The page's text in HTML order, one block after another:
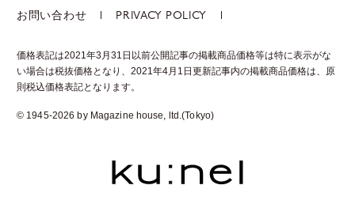
お問い合わせ PRIVACY POLICY
価格表記は2021年3月31日以前公開記事の掲載商品価格等は特に表示がな
い場合は税抜価格となり、2021年4月1日更新記事内の掲載商品価格は、 原
則税込価格表記となります。
© 1945-2026 by Magazine house, ltd.(Tokyo)